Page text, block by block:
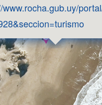
www.rocha.gub.uy/